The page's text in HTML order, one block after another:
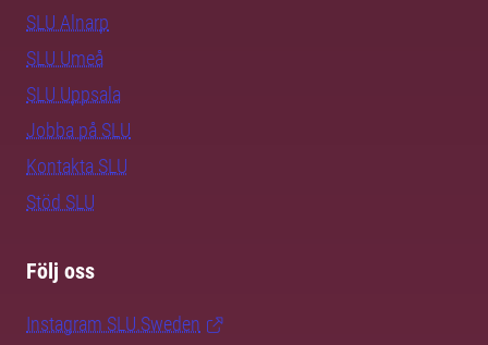
SLU Alnarp
SLU Umeå
SLU Uppsala
Jobba på SLU
Kontakta SLU
Stöd SLU
Följ oss
Instagram SLU.Sweden